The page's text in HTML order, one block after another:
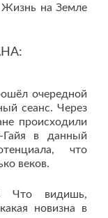
Жизнь на Земле
очередной
сеанс. Через
происходили
Гайя в данный
что
веков.
Что видишь,
новизна в